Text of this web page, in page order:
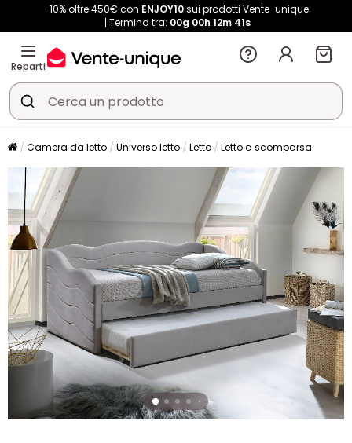
-10% oltre 450€ con ENJOY10sui prodotti Vente-unique
Termina tra: 00g 00h 12m 39s
Reparti
Camera da letto Universo letto Letto Letto a scomparsa